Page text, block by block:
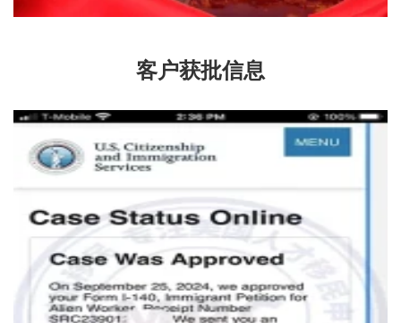
客户获批信息